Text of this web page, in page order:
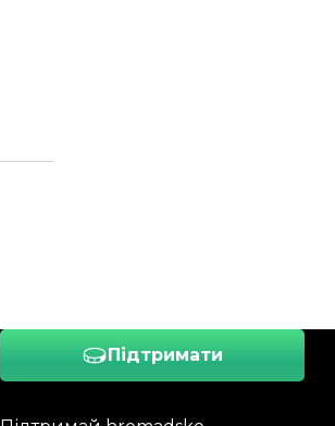
Підтримати